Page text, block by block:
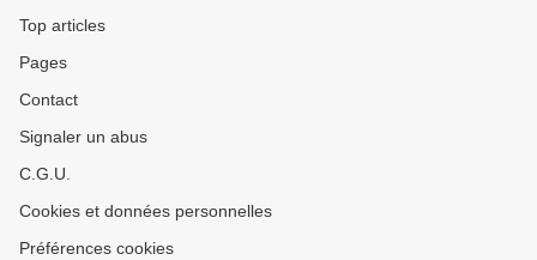
Top articles
Pages
Contact
Signaler un abus
C.G.U.
Cookies et données personnelles
Préférences cookies